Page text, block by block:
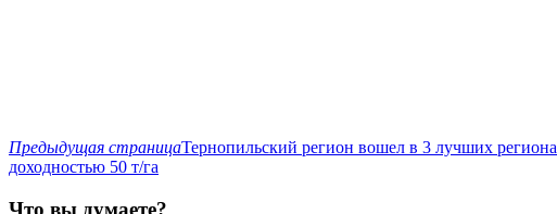
Предыдущая страницаТернопильский регион вошел в 3 лучших
доходностью 50 т/га
Что вы думаете?